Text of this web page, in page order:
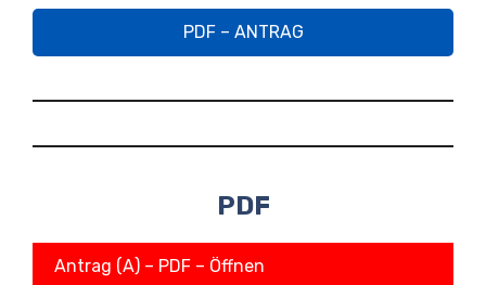
PDF – ANTRAG
PDF
Antrag (A) – PDF – Öffnen